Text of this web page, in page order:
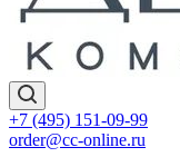
+7 (495) 151-09-99
order@cc-online.ru